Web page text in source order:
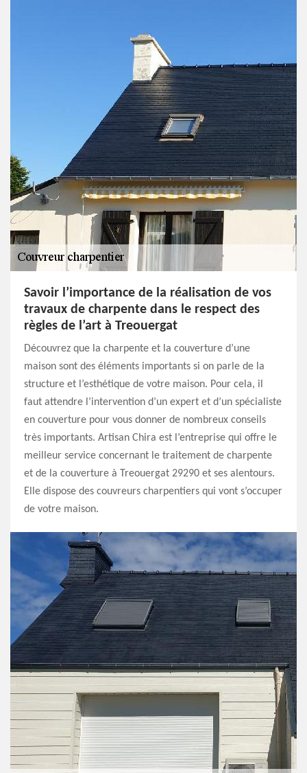
Savoir l’importance de la réalisation de vos
travaux de charpente dans le respect des
règles de l’art à Treouergat
Découvrez que la charpente et la couverture d’une
maison sont des éléments importants si on parle de la
structure et l’esthétique de votre maison. Pour cela, il
faut attendre l’intervention d’un expert et d’un spécialiste
en couverture pour vous donner de nombreux conseils
très importants. Artisan Chira est l’entreprise qui offre le
meilleur service concernant le traitement de charpente
et de la couverture à Treouergat 29290 et ses alentours.
Elle dispose des couvreurs charpentiers qui vont s’occuper
de votre maison.